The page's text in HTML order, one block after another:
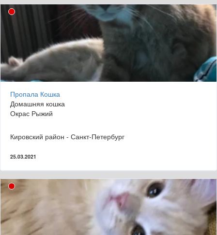
Пропала Кошка
Домашняя кошка
Окрас Рыжий
Кировский район - Санкт-Петербург
25.03.2021